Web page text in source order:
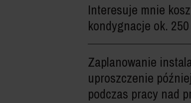
Interesuje mnie
kondygnacje ok.
Zaplanowanie
uproszczenie
podczas pracy nad